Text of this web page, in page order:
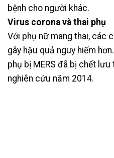
bệnh cho người khác.
Virus corona và thai phụ
Với phụ nữ mang thai, các
gây hậu quả nguy hiểm
phụ bị MERS đã bị chết
nghiên cứu năm 2014.